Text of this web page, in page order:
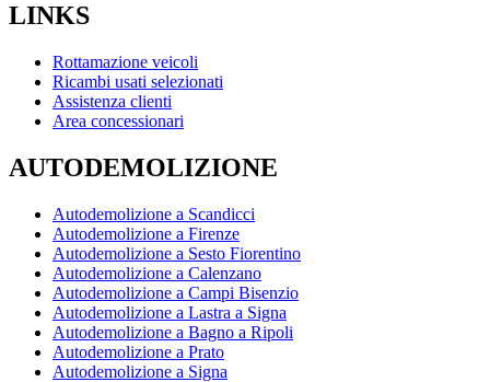
LINKS
Rottamazione veicoli
Ricambi usati selezionati
Assistenza clienti
Area concessionari
AUTODEMOLIZIONE
Autodemolizione a Scandicci
Autodemolizione a Firenze
Autodemolizione a Sesto Fiorentino
Autodemolizione a Calenzano
Autodemolizione a Campi Bisenzio
Autodemolizione a Lastra a Signa
Autodemolizione a Bagno a Ripoli
Autodemolizione a Prato
Autodemolizione a Signa